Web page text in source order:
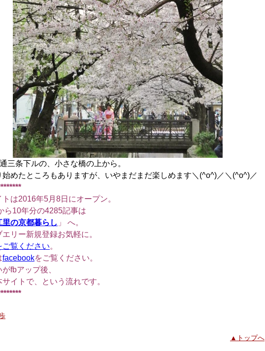
三条下ルの、小さな橋の上から。
始めたところもありますが、いやまだまだ楽しめます＼(^o^)／＼(^o^)／
は2016年5月8日にオープン。
ら10年分の4285記事は
里の京都暮らし 」 へ。
リー新規登録お気軽に。
ご覧ください。
facebookをご覧ください。
fbアップ後、
イトで、という流れです。
▲トップへ